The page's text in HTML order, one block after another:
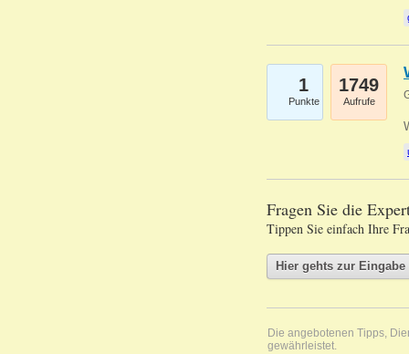
1
Punkte
1749
Aufrufe
Fragen Sie die
Tippen Sie einfach Ihre
Die angebotenen Tipps,
gewährleistet.